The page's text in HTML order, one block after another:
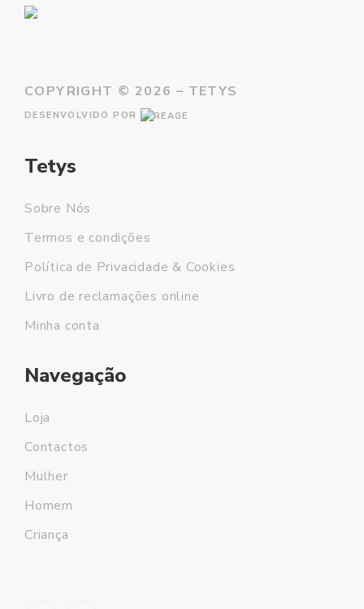
COPYRIGHT © 2026 – TETYS
DESENVOLVIDO POR
Tetys
Sobre Nós
Termos e condições
Política de Privacidade & Cookies
Livro de reclamações online
Minha conta
Navegação
Loja
Contactos
Mulher
Homem
Criança